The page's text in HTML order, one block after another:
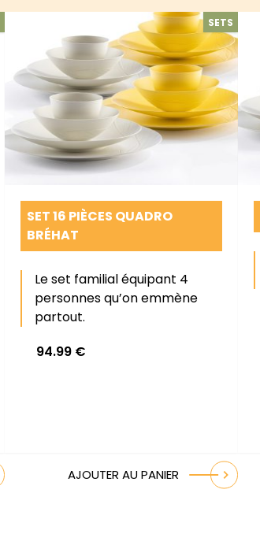
SETS
SET 16 PIÈCES QUADRO
BRÉHAT
Le set familial équipant 4
personnes qu’on emmène
partout.
94.99 €
AJOUTER AU PANIER